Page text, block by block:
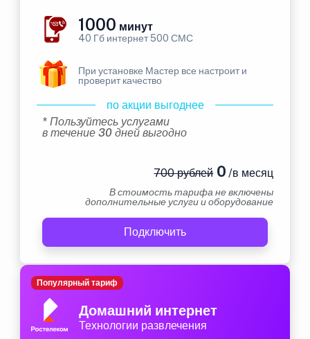
1000 минут
40 Гб интернет 500 СМС
При установке Мастер все настроит и
проверит качество
по акции выгоднее
* Пользуйтесь услугами
в течение 30 дней выгодно
700 рублей0 /в месяц
В стоимость тарифа не включены
дополнительные услуги и оборудование
Подключить
Домашний интернет
Технологии развлечения
Популярный тариф